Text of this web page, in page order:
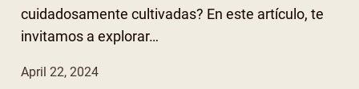
cuidadosamente cultivadas? En este artículo, te
invitamos a explorar…
April 22, 2024